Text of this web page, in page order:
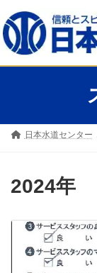
ン
テ
ン
へ
ビ
ゲ
ー
ョ
日本水道センター
2024年